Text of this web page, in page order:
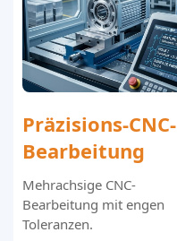
Präzisions-CNC-
Bearbeitung
Mehrachsige CNC-
Bearbeitung mit engen
Toleranzen.